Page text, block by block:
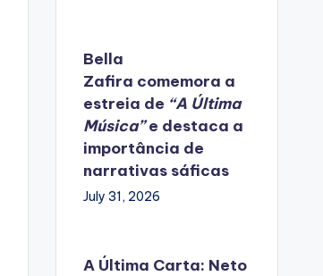
Bella
Zafira comemora a
estreia de “A Última
Música”e destaca a
importância de
narrativas sáficas
July 31, 2026
A Última Carta: Neto